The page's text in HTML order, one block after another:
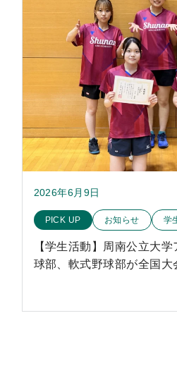
2026年6月9日
このお知らせのカテゴリー
PICK UP お知らせ 学
【学生活動】周南公立大
球部、軟式野球部が全国大